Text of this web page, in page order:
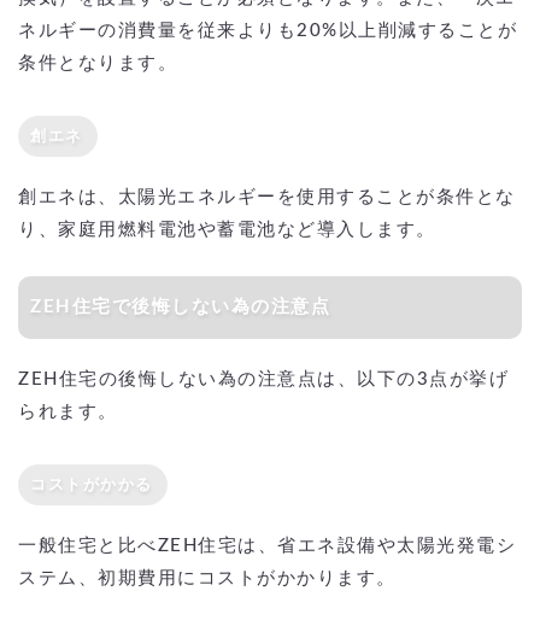
ネルギーの消費量を従来よりも20%以上削減することが
条件となります。
創エネ
創エネは、太陽光エネルギーを使用することが条件とな
り、家庭用燃料電池や蓄電池など導入します。
ZEH住宅で後悔しない為の注意点
ZEH住宅の後悔しない為の注意点は、以下の3点が挙げ
られます。
コストがかかる
一般住宅と比べZEH住宅は、省エネ設備や太陽光発電シ
ステム、初期費用にコストがかかります。